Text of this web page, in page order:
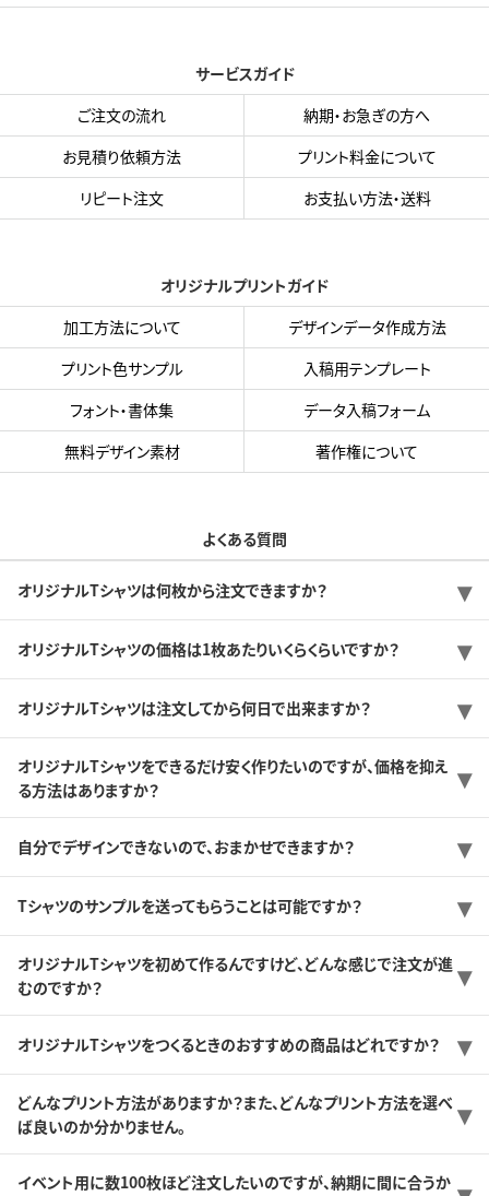
サービスガイド
ご注文の流れ
納期・お急ぎの方へ
お見積り依頼方法
プリント料金について
リピート注文
お支払い方法・送料
オリジナルプリントガイド
加工方法について
デザインデータ作成方法
プリント色サンプル
入稿用テンプレート
フォント・書体集
データ入稿フォーム
無料デザイン素材
著作権について
よくある質問
オリジナルTシャツは何枚から注文できますか？
オリジナルTシャツの価格は1枚あたりいくらくらいですか？
オリジナルTシャツは注文してから何日で出来ますか？
オリジナルTシャツをできるだけ安く作りたいのですが、価格を抑え
る方法はありますか？
自分でデザインできないので、おまかせできますか？
Tシャツのサンプルを送ってもらうことは可能ですか？
オリジナルTシャツを初めて作るんですけど、どんな感じで注文が進
むのですか？
オリジナルTシャツをつくるときのおすすめの商品はどれですか？
どんなプリント方法がありますか？また、どんなプリント方法を選べ
ば良いのか分かりません。
イベント用に数100枚ほど注文したいのですが、納期に間に合うか